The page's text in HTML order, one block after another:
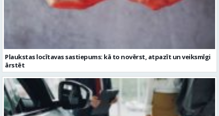
Plaukstas locītavas sastiepums: kā to novērst, atpazīt un veiksmīgi
ārstēt